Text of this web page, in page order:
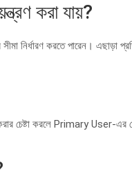
করা যায়?
নির্ধারণ করতে পারেন। এছাড়া
চেষ্টা করলে Primary User-এর